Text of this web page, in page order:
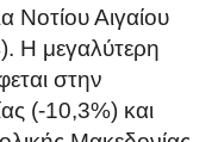
Νοτίου Αιγαίου
Η μεγαλύτερη
στην
(-10,3%) και